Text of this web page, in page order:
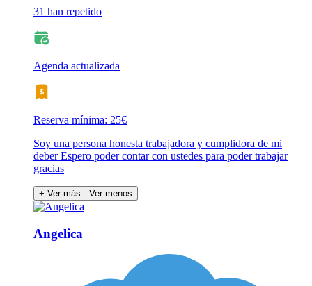
31 han repetido
Agenda actualizada
Reserva mínima: 25€
Soy una persona honesta trabajadora y cumplidora de mi
deber Espero poder contar con ustedes para poder trabajar
gracias
+ Ver más - Ver menos
Angelica